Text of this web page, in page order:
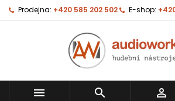
Prodejna: +420 585 202 502 E-shop:
  